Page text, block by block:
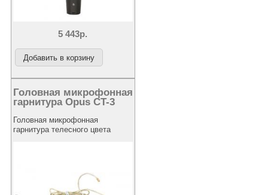
5 443р.
Головная микрофонная
гарнитура Opus CT-3
Головная микрофонная
гарнитура телесного цвета